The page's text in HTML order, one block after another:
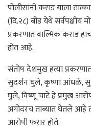
पोलीसांनी कराड याला
(दि.२८) बीड येथे सर्वपक्षीय
प्रकरणात वाल्मिक कराड
होत आहे.
संतोष देशमुख हत्या
सुदर्शन घुले, कृष्णा आंधळे,
घुले, विष्णू चाटे हे प्रमुख
अगोदरच ताब्यात घेतले आहे
आरोपी फरार होते.